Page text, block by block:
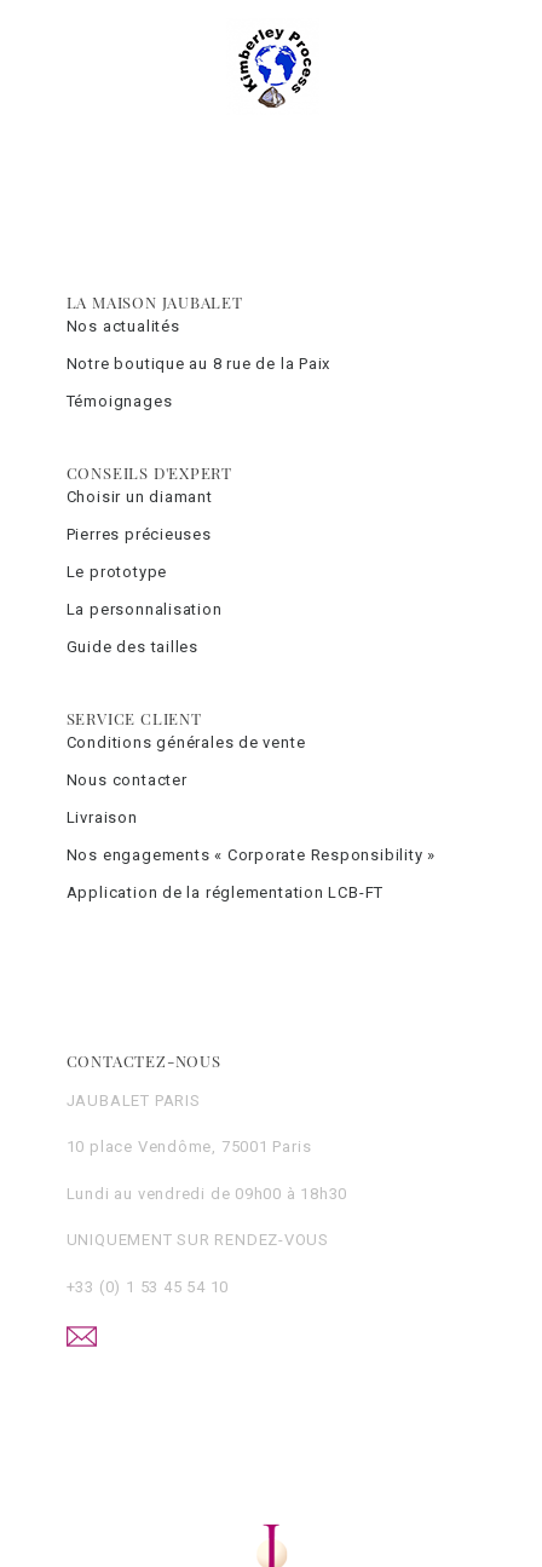
LA MAISON JAUBALET
Nos actualités
Notre boutique au 8 rue de la Paix
Témoignages
CONSEILS D'EXPERT
Choisir un diamant
Pierres précieuses
Le prototype
La personnalisation
Guide des tailles
SERVICE CLIENT
Conditions générales de vente
Nous contacter
Livraison
Nos engagements « Corporate Responsibility »
Application de la réglementation LCB-FT
CONTACTEZ-NOUS
JAUBALET PARIS
10 place Vendôme, 75001 Paris
Lundi au vendredi de 09h00 à 18h30
UNIQUEMENT SUR RENDEZ-VOUS
+33 (0) 1 53 45 54 10